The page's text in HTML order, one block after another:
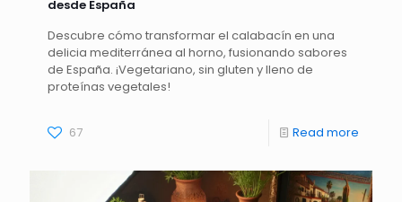
desde España
Descubre cómo transformar el calabacín en una
delicia mediterránea al horno, fusionando sabores
de España. ¡Vegetariano, sin gluten y lleno de
proteínas vegetales!
67 Read more